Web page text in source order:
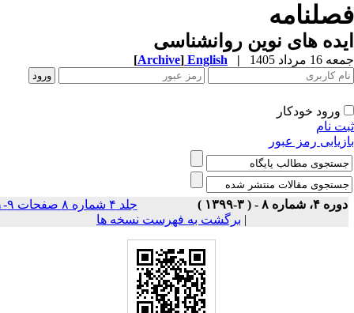
های نوین روانشناسی
مرداد 1405 |
English
[Archive]
ورود خودکار
نام
رمز عبور
۴، شماره ۸ - ( ۳-۱۳۹۹ )
جلد ۴ شماره ۸ صفحات ۹-۱
برگشت به فهرست نسخه ها